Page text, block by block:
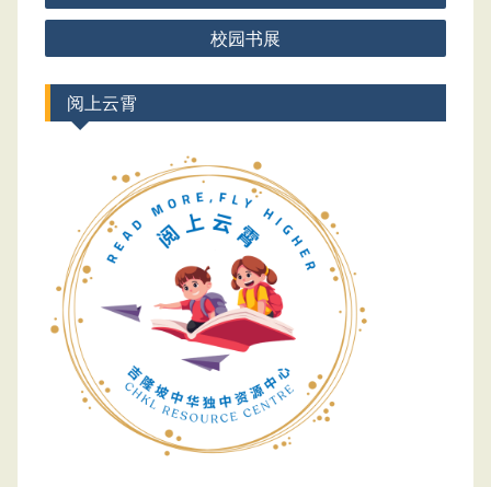
navigation
校园书展
阅上云霄